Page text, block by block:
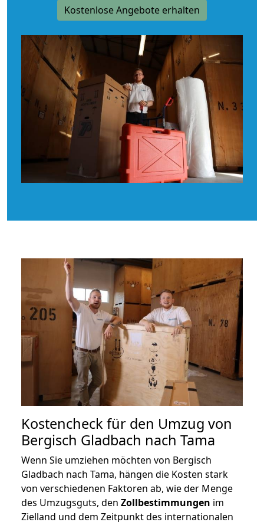
Kostenlose Angebote erhalten
Kostencheck für den Umzug von
Bergisch Gladbach nach Tama
Wenn Sie umziehen möchten von Bergisch
Gladbach nach Tama, hängen die Kosten stark
von verschiedenen Faktoren ab, wie der Menge
des Umzugsguts, den Zollbestimmungen im
Zielland und dem Zeitpunkt des internationalen